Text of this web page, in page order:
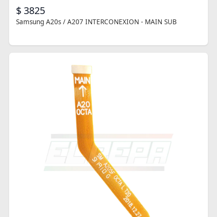
$ 3825
Samsung A20s / A207 INTERCONEXION - MAIN SUB